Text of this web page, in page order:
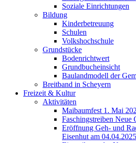
Soziale Einrichtungen
Bildung
Kinderbetreuung
Schulen
Volkshochschule
Grundstücke
Bodenrichtwert
Grundbucheinsicht
Baulandmodell der
Breitband in Scheyern
Freizeit & Kultur
Aktivitäten
Maibaumfest 1. Mai
Faschingstreiben Neue
Eröffnung Geh- und
Eisenhut am 04.04.2025